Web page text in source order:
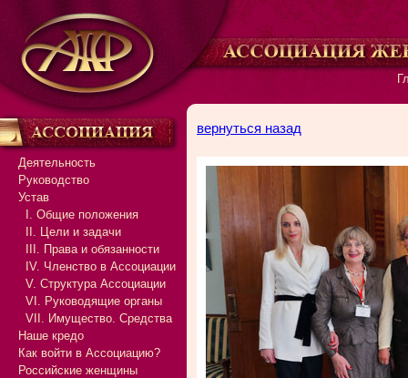
Деятельность
Руководство
Устав
I. Общие положения
II. Цели и задачи
III. Права и обязанности
IV. Членство в Ассоциации
V. Структура Ассоциации
VI. Руководящие органы
VII. Имущество. Средства
Наше кредо
Как войти в Ассоциацию?
Российские женщины
вернуться назад